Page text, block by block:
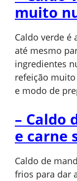
muito
Caldo verde é
até mesmo
ingredientes
refeição
e modo de
– Caldo
e carne
Caldo de
frios para dar